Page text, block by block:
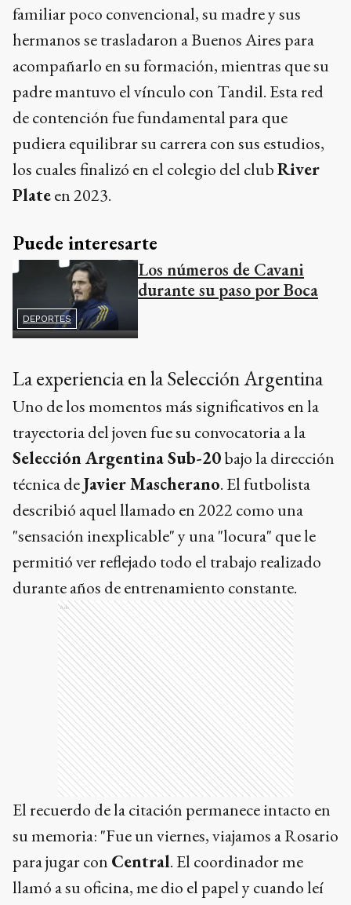
familiar poco convencional, su madre y sus
hermanos se trasladaron a Buenos Aires para
acompañarlo en su formación, mientras que su
padre mantuvo el vínculo con Tandil. Esta red
de contención fue fundamental para que
pudiera equilibrar su carrera con sus estudios,
los cuales finalizó en el colegio del clubRiver
Plateen 2023.
Puede interesarte
DEPORTES
Los números de Cavani
durante su paso por Boca
La experiencia en la Selección Argentina
Uno de los momentos más significativos en la
trayectoria del joven fue su convocatoria a la
Selección Argentina Sub-20bajo la dirección
técnica deJavier Mascherano. El futbolista
describió aquel llamado en 2022 como una
"sensación inexplicable" y una "locura" que le
permitió ver reflejado todo el trabajo realizado
durante años de entrenamiento constante.
Ads
El recuerdo de la citación permanece intacto en
su memoria: "Fue un viernes, viajamos a Rosario
para jugar con Central. El coordinador me
llamó a su oficina, me dio el papel y cuando leí